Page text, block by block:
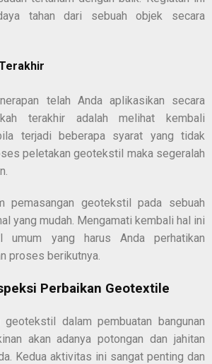
tahan dari sebuah objek secara
telah Anda aplikasikan secara
terakhir adalah melihat kembali
terjadi beberapa syarat yang tidak
peletakan geotekstil maka segeralah
pemasangan geotekstil pada sebuah
yang mudah. Mengamati kembali hal ini
umum yang harus Anda perhatikan
proses berikutnya.
Perbaikan Geotextile
geotekstil dalam pembuatan bangunan
akan adanya potongan dan jahitan
Kedua aktivitas ini sangat penting dan